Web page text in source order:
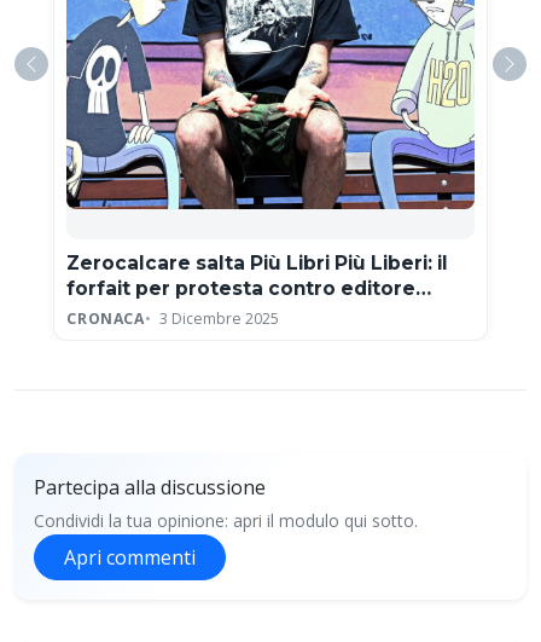
Zerocalcare salta Più Libri Più Liberi: il
forfait per protesta contro editore
neofascista
CRONACA 3 Dicembre 2025
Partecipa alla discussione
Condividi la tua opinione: apri il modulo qui sotto.
Apri commenti